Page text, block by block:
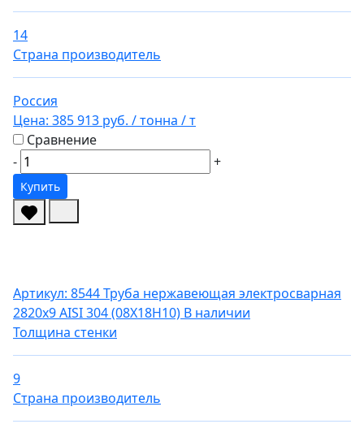
14
Страна производитель
Россия
Цена: 385 913 руб. / тонна / т
Сравнение
-
+
Купить
Артикул: 8544Труба нержавеющая электросварная
2820х9 AISI 304 (08Х18Н10) В наличии
Толщина стенки
9
Страна производитель